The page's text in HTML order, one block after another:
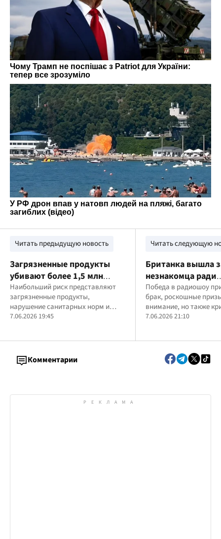
Читать предыдущую новость
Загрязненные продукты
убивают более 1,5 млн
человек ежегодно - ВОЗ
Наибольший риск представляют
загрязненные продукты,
нарушение санитарных норм и
последствия изменения климата,
7.06.2026 19:45
Читать следующую
Британка вышла
незнакомца ради
развлечения:
через 27 лет
чем это
Победа в радиошоу
брак, роскошные
внимание, но также
давление и длительные
7.06.2026 21:10
Комментарии